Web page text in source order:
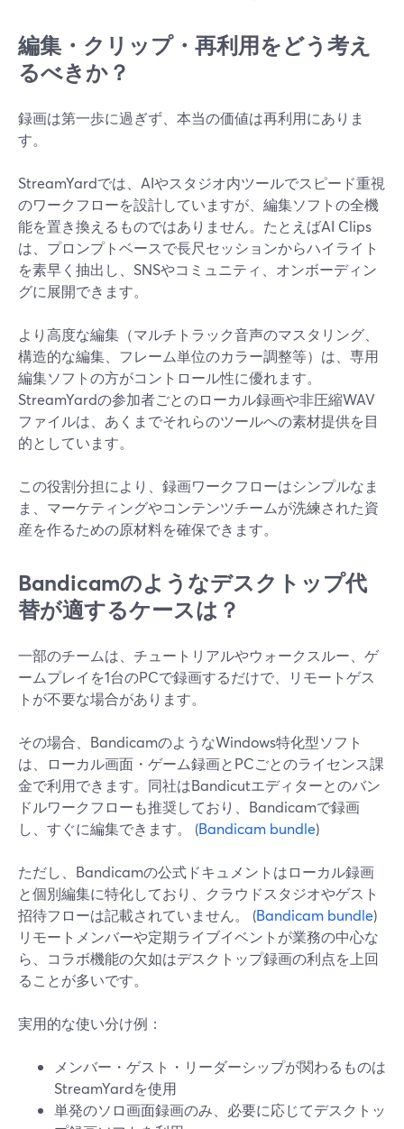
編集・クリップ・再利用をどう考え
るべきか？
録画は第一歩に過ぎず、本当の価値は再利用にありま
す。
StreamYardでは、AIやスタジオ内ツールでスピード重視
のワークフローを設計していますが、編集ソフトの全機
能を置き換えるものではありません。たとえばAI Clips
は、プロンプトベースで長尺セッションからハイライト
を素早く抽出し、SNSやコミュニティ、オンボーディン
グに展開できます。
より高度な編集（マルチトラック音声のマスタリング、
構造的な編集、フレーム単位のカラー調整等）は、専用
編集ソフトの方がコントロール性に優れます。
StreamYardの参加者ごとのローカル録画や非圧縮WAV
ファイルは、あくまでそれらのツールへの素材提供を目
的としています。
この役割分担により、録画ワークフローはシンプルなま
ま、マーケティングやコンテンツチームが洗練された資
産を作るための原材料を確保できます。
Bandicamのようなデスクトップ代
替が適するケースは？
一部のチームは、チュートリアルやウォークスルー、ゲ
ームプレイを1台のPCで録画するだけで、リモートゲス
トが不要な場合があります。
その場合、BandicamのようなWindows特化型ソフト
は、ローカル画面・ゲーム録画とPCごとのライセンス課
金で利用できます。同社はBandicutエディターとのバン
ドルワークフローも推奨しており、Bandicamで録画
し、すぐに編集できます。 (Bandicam bundle)
ただし、Bandicamの公式ドキュメントはローカル録画
と個別編集に特化しており、クラウドスタジオやゲスト
招待フローは記載されていません。 (Bandicam bundle)
リモートメンバーや定期ライブイベントが業務の中心な
ら、コラボ機能の欠如はデスクトップ録画の利点を上回
ることが多いです。
実用的な使い分け例：
メンバー・ゲスト・リーダーシップが関わるものは
StreamYardを使用
単発のソロ画面録画のみ、必要に応じてデスクトッ